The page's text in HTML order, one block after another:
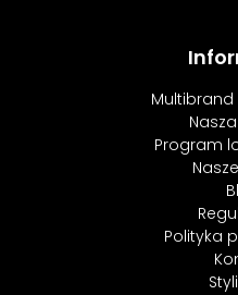
Program
Polityka